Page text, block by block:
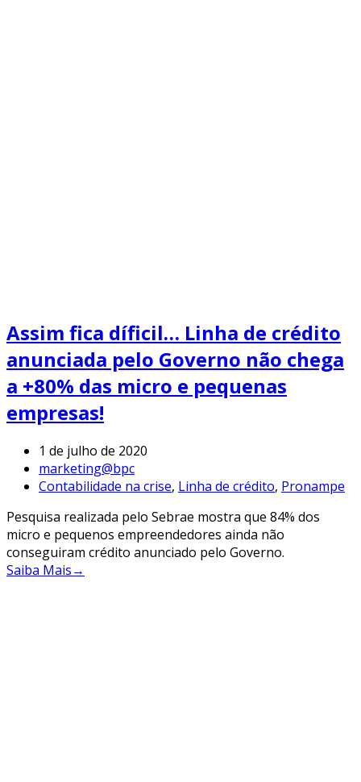
Assim fica díficil… Linha de crédito
anunciada pelo Governo não chega
a +80% das micro e pequenas
empresas!
1 de julho de 2020
marketing@bpc
Contabilidade na crise, Linha de crédito, Pronampe
Pesquisa realizada pelo Sebrae mostra que 84% dos
micro e pequenos empreendedores ainda não
conseguiram crédito anunciado pelo Governo.
Saiba Mais→